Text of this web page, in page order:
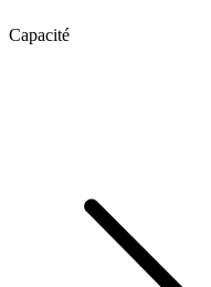
Capacité